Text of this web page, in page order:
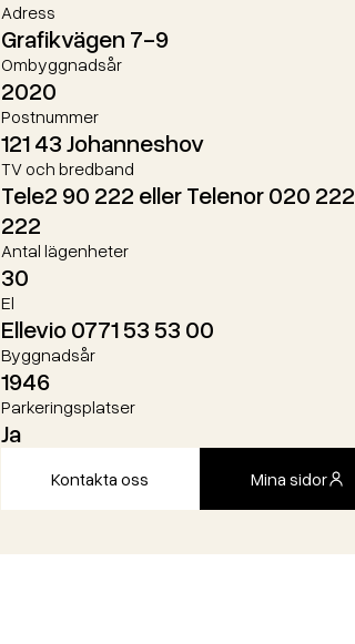
Adress
Grafikvägen 7-9
Ombyggnadsår
2020
Postnummer
121 43 Johanneshov
TV och bredband
Tele2 90 222 eller Telenor 020 222
222
Antal lägenheter
30
El
Ellevio 0771 53 53 00
Byggnadsår
1946
Parkeringsplatser
Ja
Kontakta oss Mina sidor